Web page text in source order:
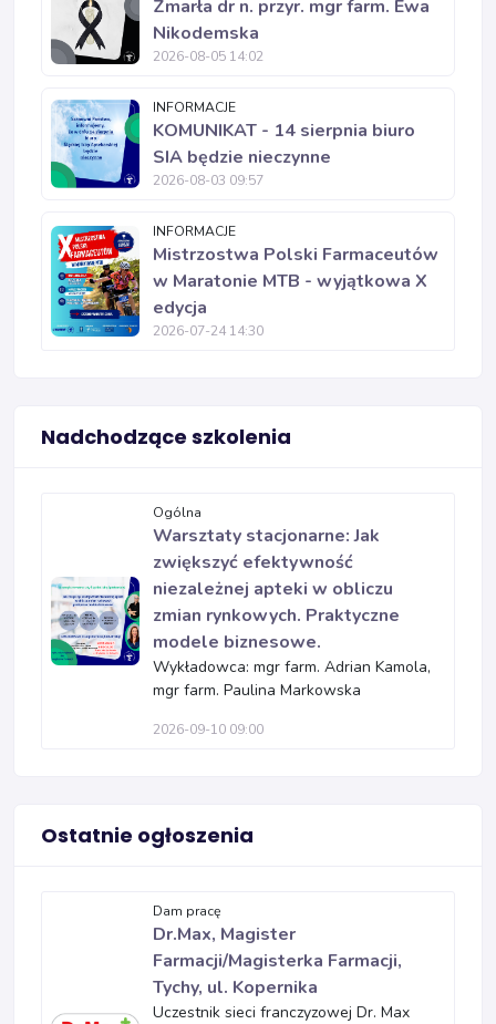
Zmarła dr n. przyr. mgr farm. Ewa
Nikodemska
2026-08-05 14:02
INFORMACJE
KOMUNIKAT - 14 sierpnia biuro
SIA będzie nieczynne
2026-08-03 09:57
INFORMACJE
Mistrzostwa Polski Farmaceutów
w Maratonie MTB - wyjątkowa X
edycja
2026-07-24 14:30
Nadchodzące szkolenia
Ogólna
Warsztaty stacjonarne: Jak
zwiększyć efektywność
niezależnej apteki w obliczu
zmian rynkowych. Praktyczne
modele biznesowe.
Wykładowca: mgr farm. Adrian Kamola,
mgr farm. Paulina Markowska
2026-09-10 09:00
Ostatnie ogłoszenia
Dam pracę
Dr.Max, Magister
Farmacji/Magisterka Farmacji,
Tychy, ul. Kopernika
Uczestnik sieci franczyzowej Dr. Max